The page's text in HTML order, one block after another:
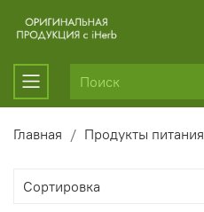
Главная Продукты питания